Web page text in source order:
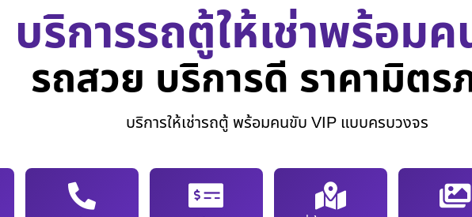
บริการรถตู้ให้เช่าพร้อม
รถสวย บริการดี ราคามิตร
บริการให้เช่ารถตู้ พร้อมคนขับ VIP แบบครบวงจร